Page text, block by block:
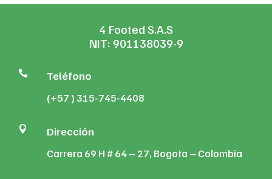
4 Footed S.A.S
NIT: 901138039-9
 Teléfono
(+57 ) 315-745-4408
 Dirección
Carrera 69 H # 64 – 27, Bogota – Colombia